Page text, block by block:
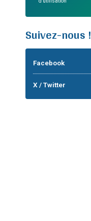
Suivez-nous !
Facebook
X / Twitter